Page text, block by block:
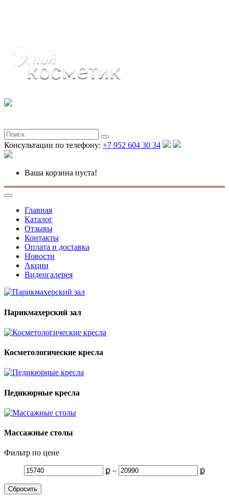
Консультации по телефону: +7 952 604 30 34
Ваша корзина пуста!
Главная
Каталог
Отзывы
Контакты
Оплата и доставка
Новости
Акции
Видеогалерея
Парикмахерский зал
Косметологические кресла
Педикюрные кресла
Массажные столы
Фильтр по цене
ք – ք
Сбросить